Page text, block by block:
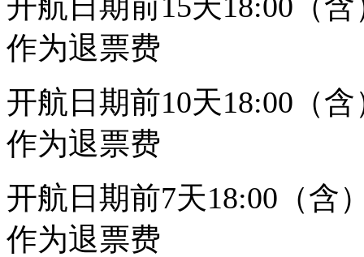
作为退票费
开航日期前10天18:00（
作为退票费
开航日期前7天18:00（含
作为退票费